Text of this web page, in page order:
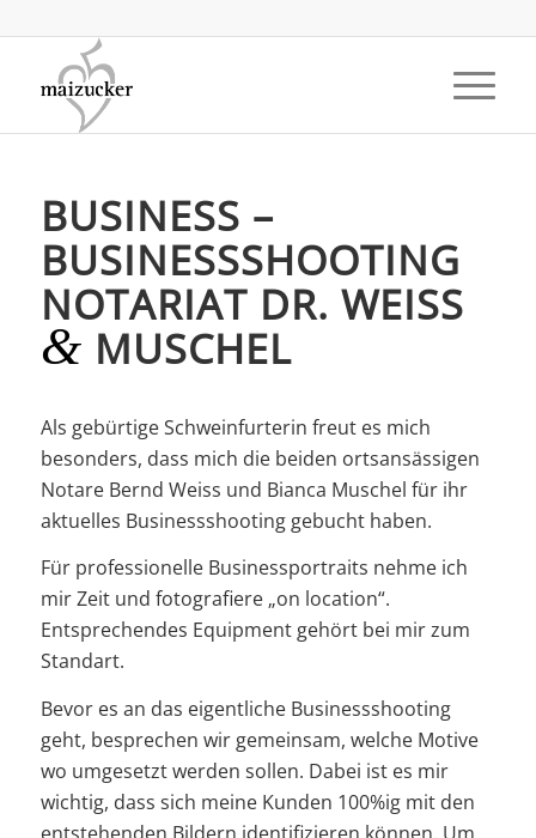
BUSINESS –
BUSINESSSHOOTING
NOTARIAT DR. WEISS
& MUSCHEL
Als gebürtige Schweinfurterin freut es mich
besonders, dass mich die beiden ortsansässigen
Notare Bernd Weiss und Bianca Muschel für ihr
aktuelles Businessshooting gebucht haben.
Für professionelle Businessportraits nehme ich
mir Zeit und fotografiere „on location“.
Entsprechendes Equipment gehört bei mir zum
Standart.
Bevor es an das eigentliche Businessshooting
geht, besprechen wir gemeinsam, welche Motive
wo umgesetzt werden sollen. Dabei ist es mir
wichtig, dass sich meine Kunden 100%ig mit den